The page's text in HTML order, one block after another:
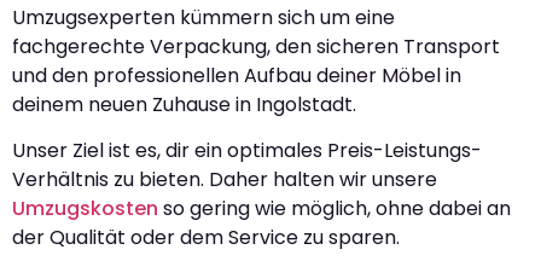
Umzugsexperten kümmern sich um eine
fachgerechte Verpackung, den sicheren Transport
und den professionellen Aufbau deiner Möbel in
deinem neuen Zuhause in Ingolstadt.
Unser Ziel ist es, dir ein optimales Preis-Leistungs-
Verhältnis zu bieten. Daher halten wir unsere
Umzugskosten so gering wie möglich, ohne dabei an
der Qualität oder dem Service zu sparen.